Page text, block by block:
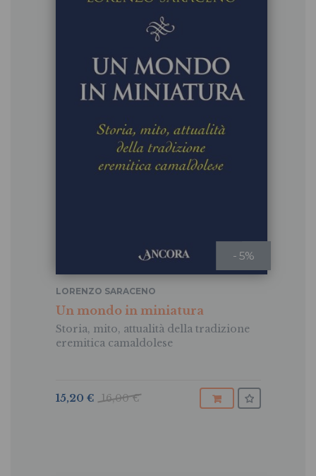
- 5%
Un mondo in miniatura
Storia, mito, attualità della tradizione
eremitica camaldolese
LORENZO SARACENO
16,00 €
15,20 €